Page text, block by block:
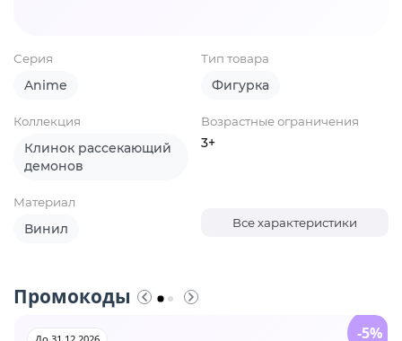
Серия
Anime
Тип товара
Фигурка
Коллекция
Клинок рассекающий
демонов
Возрастные ограничения
3+
Материал
Винил Все характеристики
Промокоды
-5%